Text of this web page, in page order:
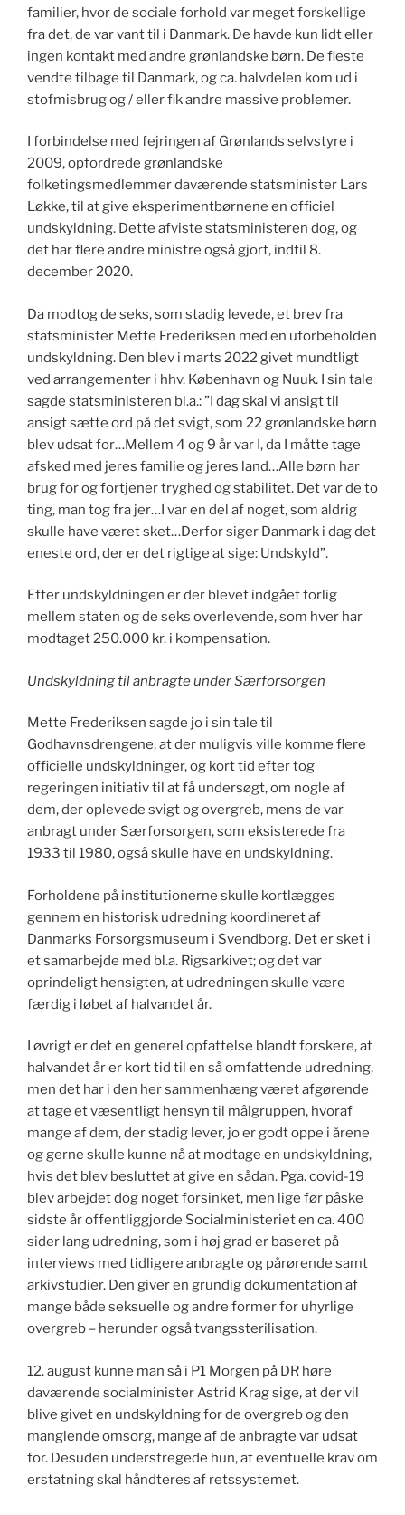
familier, hvor de sociale forhold var meget forskellige
fra det, de var vant til i Danmark. De havde kun lidt eller
ingen kontakt med andre grønlandske børn. De fleste
vendte tilbage til Danmark, og ca. halvdelen kom ud i
stofmisbrug og / eller fik andre massive problemer.
I forbindelse med fejringen af Grønlands selvstyre i
2009, opfordrede grønlandske
folketingsmedlemmer daværende statsminister Lars
Løkke, til at give eksperimentbørnene en officiel
undskyldning. Dette afviste statsministeren dog, og
det har flere andre ministre også gjort, indtil 8.
december 2020.
Da modtog de seks, som stadig levede, et brev fra
statsminister Mette Frederiksen med en uforbeholden
undskyldning. Den blev i marts 2022 givet mundtligt
ved arrangementer i hhv. København og Nuuk. I sin tale
sagde statsministeren bl.a.: ”I dag skal vi ansigt til
ansigt sætte ord på det svigt, som 22 grønlandske børn
blev udsat for…Mellem 4 og 9 år var I, da I måtte tage
afsked med jeres familie og jeres land…Alle børn har
brug for og fortjener tryghed og stabilitet. Det var de to
ting, man tog fra jer…I var en del af noget, som aldrig
skulle have været sket…Derfor siger Danmark i dag det
eneste ord, der er det rigtige at sige: Undskyld”.
Efter undskyldningen er der blevet indgået forlig
mellem staten og de seks overlevende, som hver har
modtaget 250.000 kr. i kompensation.
Undskyldning til anbragte under Særforsorgen
Mette Frederiksen sagde jo i sin tale til
Godhavnsdrengene, at der muligvis ville komme flere
officielle undskyldninger, og kort tid efter tog
regeringen initiativ til at få undersøgt, om nogle af
dem, der oplevede svigt og overgreb, mens de var
anbragt under Særforsorgen, som eksisterede fra
1933 til 1980, også skulle have en undskyldning.
Forholdene på institutionerne skulle kortlægges
gennem en historisk udredning koordineret af
Danmarks Forsorgsmuseum i Svendborg. Det er sket i
et samarbejde med bl.a. Rigsarkivet; og det var
oprindeligt hensigten, at udredningen skulle være
færdig i løbet af halvandet år.
I øvrigt er det en generel opfattelse blandt forskere, at
halvandet år er kort tid til en så omfattende udredning,
men det har i den her sammenhæng været afgørende
at tage et væsentligt hensyn til målgruppen, hvoraf
mange af dem, der stadig lever, jo er godt oppe i årene
og gerne skulle kunne nå at modtage en undskyldning,
hvis det blev besluttet at give en sådan. Pga. covid-19
blev arbejdet dog noget forsinket, men lige før påske
sidste år offentliggjorde Socialministeriet en ca. 400
sider lang udredning, som i høj grad er baseret på
interviews med tidligere anbragte og pårørende samt
arkivstudier. Den giver en grundig dokumentation af
mange både seksuelle og andre former for uhyrlige
overgreb – herunder også tvangssterilisation.
12. august kunne man så i P1 Morgen på DR høre
daværende socialminister Astrid Krag sige, at der vil
blive givet en undskyldning for de overgreb og den
manglende omsorg, mange af de anbragte var udsat
for. Desuden understregede hun, at eventuelle krav om
erstatning skal håndteres af retssystemet.